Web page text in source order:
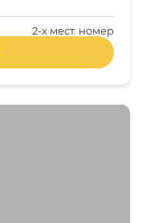
2-x мест. номер